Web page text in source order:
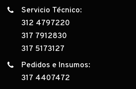
Servicio Técnico:
312 4797220
317 7912830
317 5173127
Pedidos e Insumos:
317 4407472